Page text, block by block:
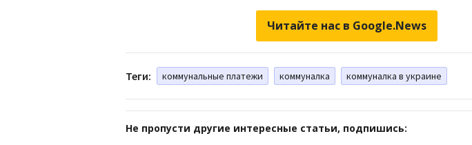
Читайте нас в Google.News
Теги: коммунальные платежи коммуналка коммуналка в украине
Не пропусти другие интересные статьи, подпишись: